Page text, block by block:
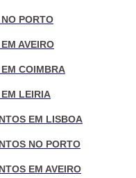
PORTO
AVEIRO
COIMBRA
LEIRIA
EM LISBOA
NO PORTO
EM AVEIRO